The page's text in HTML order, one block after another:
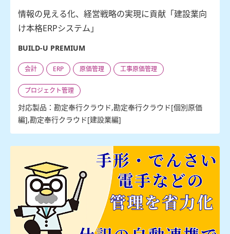
情報の見える化、経営戦略の実現に貢献「建設業向
け本格ERPシステム」
BUILD-U PREMIUM
会計 ERP 原価管理 工事原価管理
プロジェクト管理
対応製品：勘定奉行クラウド,勘定奉行クラウド[個別原価
編],勘定奉行クラウド[建設業編]